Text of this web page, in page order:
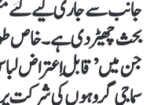
جانب سے جاری کیے گئے
بحث چھیڑ دی ہے۔ خاص
جن میں ’قابلِ اعتراض
سماجی گروہوں کی شرکت پر